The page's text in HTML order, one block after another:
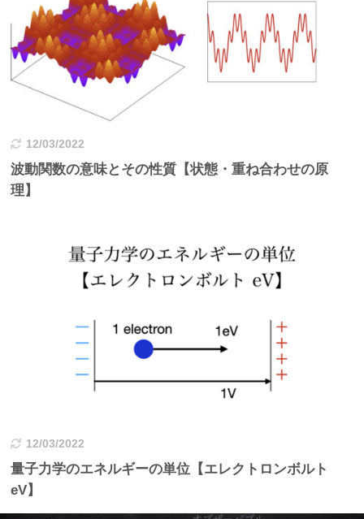
12/03/2022
波動関数の意味とその性質【状態・重ね合わせの原
理】
12/03/2022
量子力学のエネルギーの単位【エレクトロンボルト
eV】